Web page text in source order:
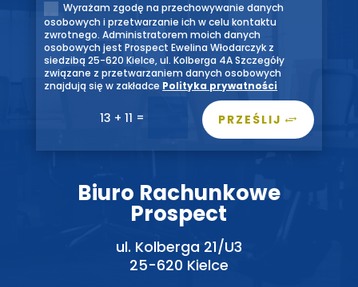
Wyrażam zgodę na przechowywanie danych
osobowych i przetwarzanie ich w celu kontaktu
zwrotnego. Administratorem moich danych
osobowych jest Prospect Ewelina Włodarczyk z
siedzibą 25-620 Kielce, ul. Kolberga 4A Szczegóły
związane z przetwarzaniem danych osobowych
znajdują się w zakładce Polityka prywatności
13 + 11 = PRZEŚLIJ
Biuro Rachunkowe
Prospect
ul. Kolberga 21/U3
25-620 Kielce